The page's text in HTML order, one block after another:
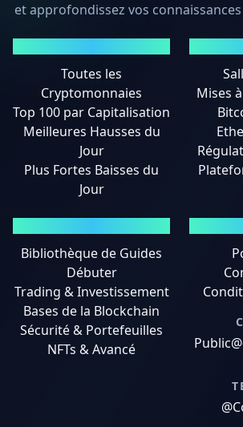
et approfondissez vos
Toutes les
Cryptomonnaies
Top 100 par Capitalisation
Meilleures Hausses du
Jour
Plus Fortes Baisses du
Jour
Mises
Bibliothèque de Guides
Débuter
Trading & Investissement
Bases de la Blockchain
Sécurité & Portefeuilles
NFTs & Avancé